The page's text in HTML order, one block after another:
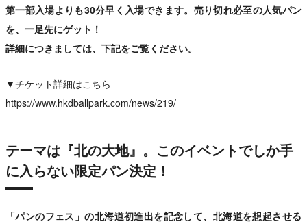
第一部入場よりも30分早く入場できます。売り切れ必至の人気パン
を、一足先にゲット！
詳細につきましては、下記をご覧ください。
▼チケット詳細はこちら
https://www.hkdballpark.com/news/219/
テーマは『北の大地』。このイベントでしか手
に入らない限定パン決定！
「パンのフェス」の北海道初進出を記念して、北海道を想起させる